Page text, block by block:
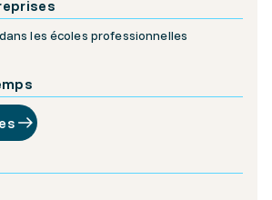
les écoles professionnelles